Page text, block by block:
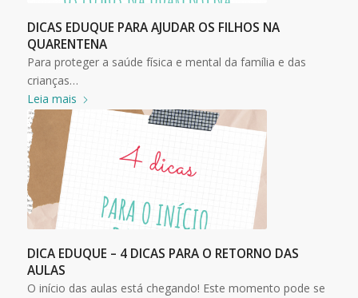
DICAS EDUQUE PARA AJUDAR OS FILHOS NA
QUARENTENA
Para proteger a saúde física e mental da família e das
crianças…
Leia mais
DICA EDUQUE – 4 DICAS PARA O RETORNO DAS
AULAS
O início das aulas está chegando! Este momento pode se